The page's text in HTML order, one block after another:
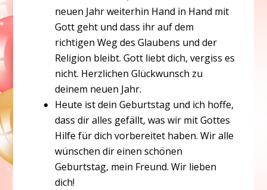
neuen Jahr weiterhin Hand in Hand mit
Gott geht und dass ihr auf dem
richtigen Weg des Glaubens und der
Religion bleibt. Gott liebt dich, vergiss es
nicht. Herzlichen Glückwunsch zu
deinem neuen Jahr.
Heute ist dein Geburtstag und ich hoffe,
dass dir alles gefällt, was wir mit Gottes
Hilfe für dich vorbereitet haben. Wir alle
wünschen dir einen schönen
Geburtstag, mein Freund. Wir lieben
dich!